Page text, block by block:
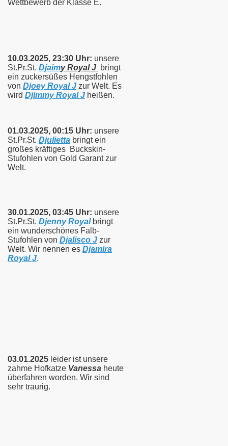
Wettbewerb der Klasse E.
10.03.2025, 23:30 Uhr: unsere
St.Pr.St. Djaimy Royal J bringt
ein zuckersüßes Hengstfohlen
von Djoey Royal J zur Welt. Es
wird Djimmy Royal J heißen.
01.03.2025, 00:15 Uhr: unsere
St.Pr.St. Djulietta bringt ein
großes kräftiges Buckskin-
Stufohlen von Gold Garant zur
Welt.
30.01.2025, 03:45 Uhr: unsere
St.Pr.St. Djenny Royal bringt
ein wunderschönes Falb-
Stufohlen von Djalisco J zur
Welt. Wir nennen es Djamira
Royal J.
03.01.2025 leider ist unsere
zahme Hofkatze Vanessa heute
überfahren worden. Wir sind
sehr traurig.